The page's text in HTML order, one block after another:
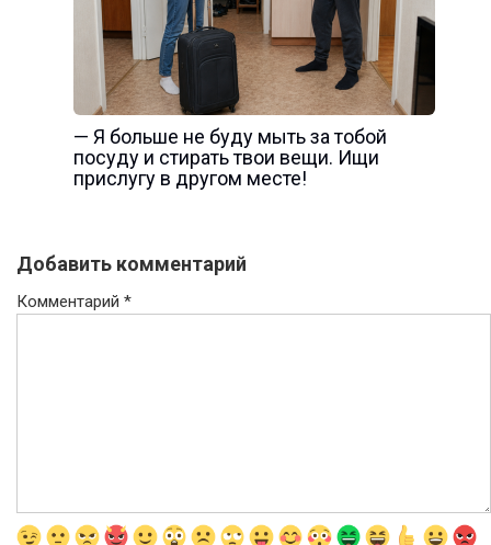
— Я больше не буду мыть за тобой
посуду и стирать твои вещи. Ищи
прислугу в другом месте!
Добавить комментарий
Комментарий *